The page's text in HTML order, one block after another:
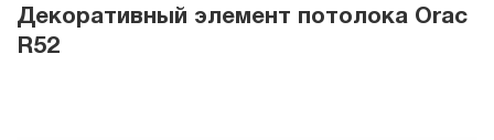
Декоративный элемент потолока Orac
R52